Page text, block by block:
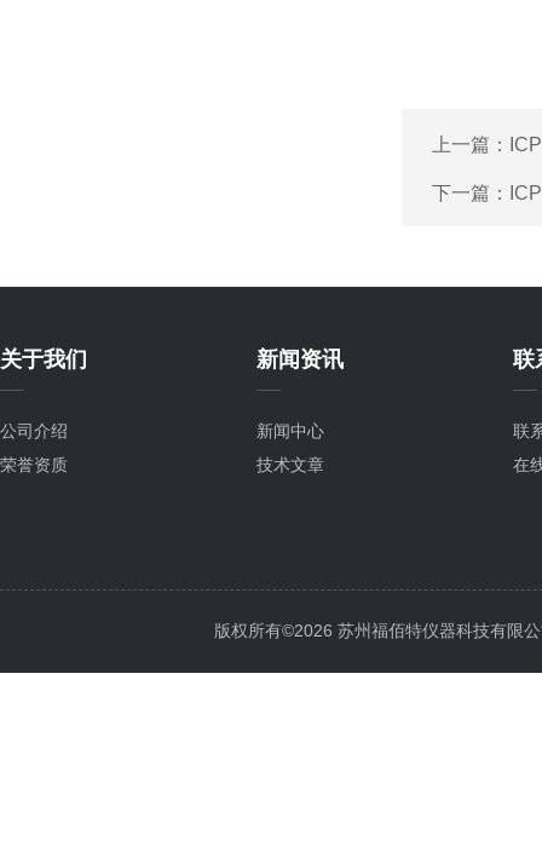
上一篇：
下一篇：
关于我们
公司介绍
荣誉资质
新闻资讯
新闻中心
技术文章
联
联
在
版权所有©2026 苏州福佰特仪器科技有限